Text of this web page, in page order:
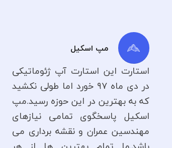
مپ اسکیل
استارت این استارت آپ ژئوماتیکی
در دی ماه ۹۷ خورد اما طولی نکشید
که به بهترین در این حوزه رسید.مپ
اسکیل پاسخگوی تمامی نیازهای
مهندسین عمران و نقشه برداری می